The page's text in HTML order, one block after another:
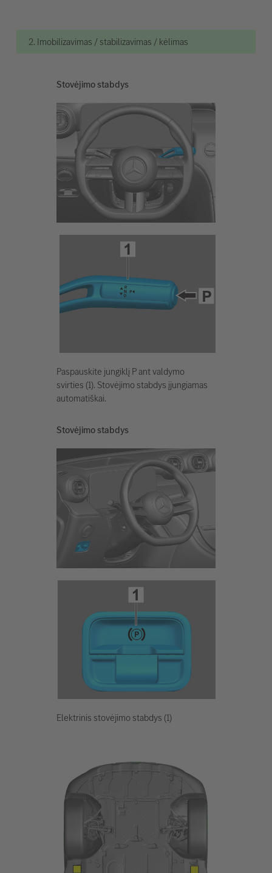
2. Imobilizavimas / stabilizavimas / kėlimas
Stovėjimo stabdys
Paspauskite jungiklį P ant valdymo
svirties (1). Stovėjimo stabdys įjungiamas
automatiškai.
Stovėjimo stabdys
Elektrinis stovėjimo stabdys (1)